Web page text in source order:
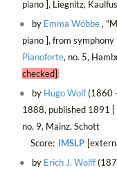
piano ], Liegnitz,
by Emma Wöbbe,
piano ], from symphony
Pianoforte, no. 5,
checked]
by Hugo Wolf(1860 -
1888, published 1891 [
no. 9, Mainz, Schott
Score: IMSLP
by Erich J. Wolff